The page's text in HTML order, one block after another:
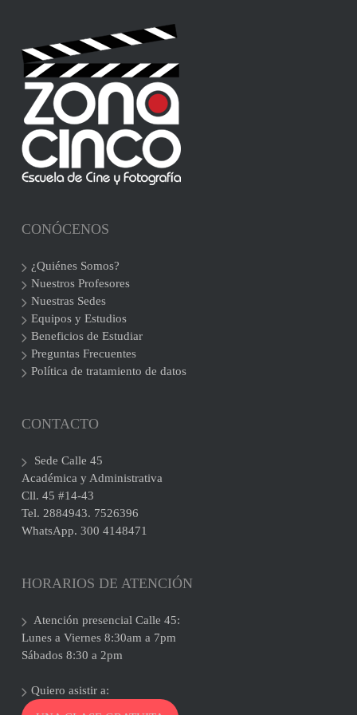
CONÓCENOS
¿Quiénes Somos?
Nuestros Profesores
Nuestras Sedes
Equipos y Estudios
Beneficios de Estudiar
Preguntas Frecuentes
Política de tratamiento de datos
CONTACTO
Sede Calle 45
Académica y Administrativa
Cll. 45 #14-43
Tel. 2884943. 7526396
WhatsApp. 300 4148471
HORARIOS DE ATENCIÓN
Atención presencial Calle 45:
Lunes a Viernes 8:30am a 7pm
Sábados 8:30 a 2pm
Quiero asistir a: